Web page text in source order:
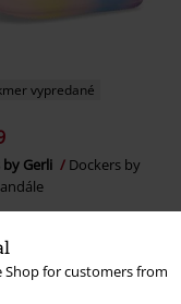
Shop for customers from
vypredané
by Gerli
Dockers by